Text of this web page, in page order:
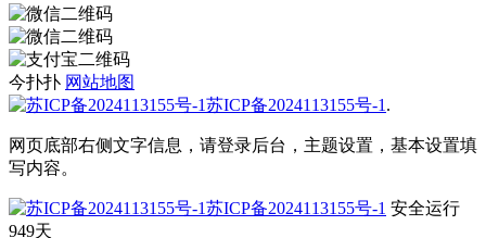
今扑扑 网站地图
苏ICP备2024113155号-1 .
网页底部右侧文字信息，请登录后台，主题设置，基本设置填
写内容。
苏ICP备2024113155号-1 安全运行
949天